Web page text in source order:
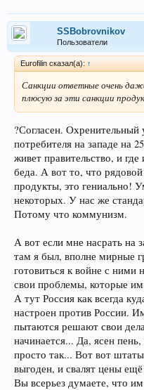
SSBobrovnikov
Пользователи
Eurofilin сказал(а): ↑
Санкции ответные очень
плюсую за эти санкции
?Согласен. Охренительный
потребителя на западе на
живет правительство, и
беда. А вот то, что
продукты, это гениально!
некоторых. У нас же
Потому что коммунизм.
А вот если мне насрать на
там я был, вполне мирные
готовиться к войне с
свои проблемы, которые
А тут Россия как всегда
настроен против России.
пытаются решают свои
начинается... Да, ясен
просто так... Вот вот
выгоден, и свалят цены
Вы всерьез думаете, что